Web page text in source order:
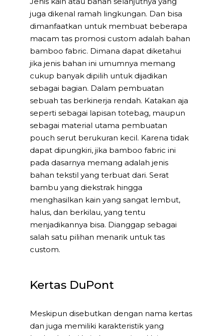
juga dikenal ramah lingkungan. Dan bisa
dimanfaatkan untuk membuat beberapa
macam tas promosi custom adalah bahan
bamboo fabric. Dimana dapat diketahui
jika jenis bahan ini umumnya memang
cukup banyak dipilih untuk dijadikan
sebagai bagian. Dalam pembuatan
sebuah tas berkinerja rendah. Katakan aja
seperti sebagai lapisan totebag, maupun
sebagai material utama pembuatan
pouch serut berukuran kecil. Karena tidak
dapat dipungkiri, jika bamboo fabric ini
pada dasarnya memang adalah jenis
bahan tekstil yang terbuat dari. Serat
bambu yang diekstrak hingga
menghasilkan kain yang sangat lembut,
halus, dan berkilau, yang tentu
menjadikannya bisa. Dianggap sebagai
salah satu pilihan menarik untuk tas
custom.
Kertas DuPont
Meskipun disebutkan dengan nama kertas
dan juga memiliki karakteristik yang